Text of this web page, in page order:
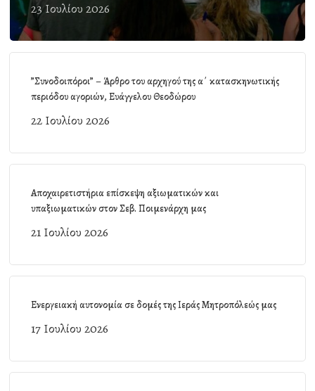
23 Ιουλίου 2026
”Συνοδοιπόροι” – Άρθρο του αρχηγού της α΄ κατασκηνωτικής
περιόδου αγοριών, Ευάγγελου Θεοδώρου
22 Ιουλίου 2026
Αποχαιρετιστήρια επίσκεψη αξιωματικών και
υπαξιωματικών στον Σεβ. Ποιμενάρχη μας
21 Ιουλίου 2026
Ενεργειακή αυτονομία σε δομές της Ιεράς Μητροπόλεώς μας
17 Ιουλίου 2026